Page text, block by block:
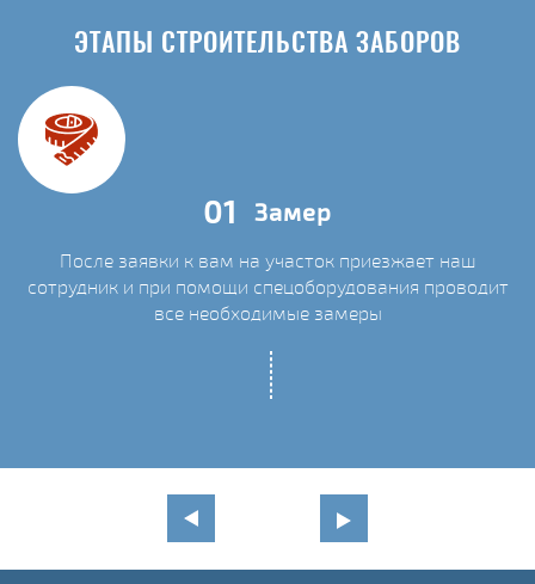
ЭТАПЫ СТРОИТЕЛЬСТВА ЗАБОРОВ
01 Замер
После заявки к вам на участок приезжает наш
сотрудник и при помощи спецоборудования проводит
все необходимые замеры